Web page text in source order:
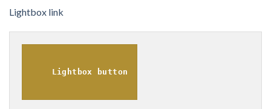
Lightbox link
Lightbox button